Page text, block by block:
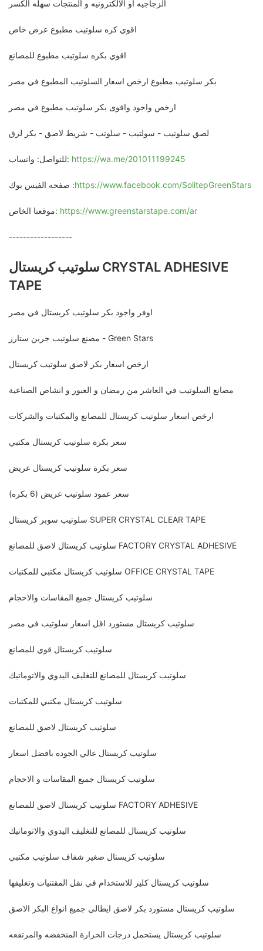
الزجاجيه او الالكترونيه و المنتجات سهله الكسر
اقوي كره سلوتيب مطبوع عرض خاص
اقوي بكره سلوتيب مطبوع للمصانع
بكر سلوتيب مطبوع ارخص اسعار السلوتيب المطبوع في مصر
ارخص واجود واقوى بكر سلوتيب مطبوع في مصر
لصق سلوتيب - سولتيب - سلوتب - شريط لاصق - بكر لزق
للتواصل: واتساب: https://wa.me/201011199245
صفحه الفيس بوك :https://www.facebook.com/SolitepGreenStars
موقعنا الخاص: https://www.greenstarstape.com/ar
------------------
سلوتيب كريستال CRYSTAL ADHESIVE
TAPE
اوفر واجود بكر سلوتيب كريستال في مصر
مصنع سلوتيب جرين ستارز - Green Stars
ارخص اسعار بكر لاصق سلوتيب كريستال
مصانع السلوتيب في العاشر من رمضان و العبور و انشاص الصناعية
ارخص اسعار سلوتيب كريستال للمصانع والمكتبات والشركات
سعر بكرة سلوتيب كريستال مكتبي
سعر بكرة سلوتيب كريستال عريض
سعر عمود سلوتيب عريض (6 بكره)
سلوتيب سوبر كريستال SUPER CRYSTAL CLEAR TAPE
سلوتيب كريستال لاصق للمصانع FACTORY CRYSTAL ADHESIVE
سلوتيب كريستال مكتبي للمكتبات OFFICE CRYSTAL TAPE
سلوتيب كريستال جميع المقاسات والاحجام
سلوتيب كريستال مستورد اقل اسعار سلوتيب في مصر
سلوتيب كريستال قوي للمصانع
سلوتيب كريستال للمصانع للتغليف اليدوي والاتوماتيك
سلوتيب كريستال مكتبي للمكتبات
سلوتيب كريستال لاصق للمصانع
سلوتيب كريستال عالي الجوده بافضل اسعار
سلوتيب كريستال جميع المقاسات و الاحجام
سلوتيب كريستال لاصق للمصانع FACTORY ADHESIVE
سلوتيب كريستال للمصانع للتغليف اليدوي والاتوماتيك
سلوتيب كريستال صغير شفاف سلوتيب مكتبي
سلوتيب كريستال كلير للاستخدام في نقل المقتنيات وتغليفها
سلوتيب كريستال مستورد بكر لاصق ايطالي جميع انواع البكر الاصق
سلوتيب كريستال يستحمل درجات الحرارة المنخفضه والمرتفعه